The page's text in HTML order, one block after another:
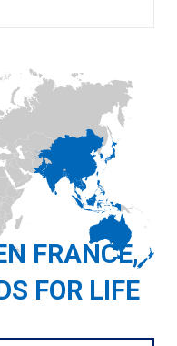
FRANCE,
FOR LIFE